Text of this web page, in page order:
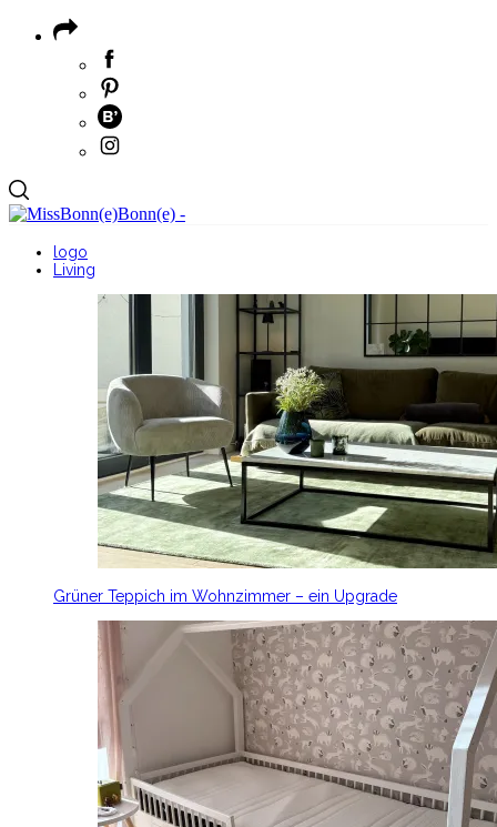
logo
Living
Grüner Teppich im Wohnzimmer – ein Upgrade